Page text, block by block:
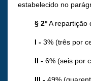
estabelecido no
§ 2ºA repartição
I - 3% (três por
II - 6% (seis por